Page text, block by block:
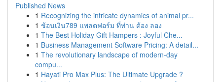
Published News
1 Recognizing the intricate dynamics of animal pr...
1 ช้อนเงิน789 แพลตฟอร์ม ที่ท่าน ต้อง ลอง
1 The Best Holiday Gift Hampers : Joyful Che...
1 Business Management Software Pricing: A detail...
1 The revolutionary landscape of modern-day
compu...
1 Hayati Pro Max Plus: The Ultimate Upgrade ?